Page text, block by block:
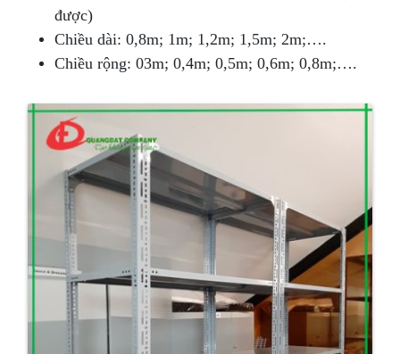
được)
Chiều dài: 0,8m; 1m; 1,2m; 1,5m; 2m;….
Chiều rộng: 03m; 0,4m; 0,5m; 0,6m; 0,8m;….